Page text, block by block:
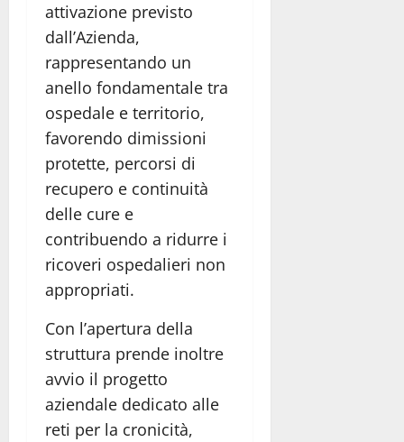
attivazione previsto
dall’Azienda,
rappresentando un
anello fondamentale tra
ospedale e territorio,
favorendo dimissioni
protette, percorsi di
recupero e continuità
delle cure e
contribuendo a ridurre i
ricoveri ospedalieri non
appropriati.
Con l’apertura della
struttura prende inoltre
avvio il progetto
aziendale dedicato alle
reti per la cronicità,